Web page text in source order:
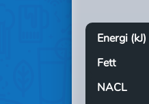
Energi (kJ)
Fett
NACL